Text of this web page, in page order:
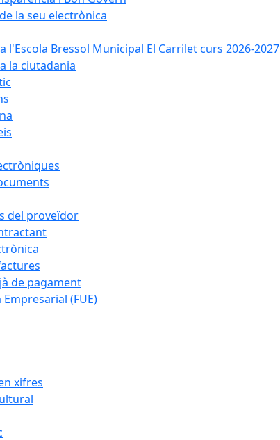
la seu electrònica
l'Escola Bressol Municipal El Carrilet curs 2026-2027
la ciutadania
del proveïdor
de pagament
(FUE)
xifres